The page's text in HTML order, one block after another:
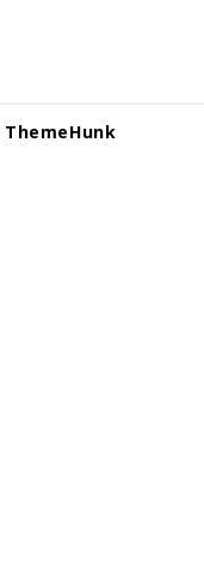
ThemeHunk